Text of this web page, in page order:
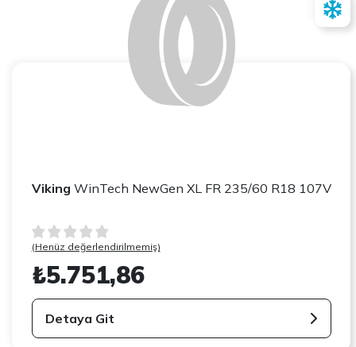
Viking WinTech NewGen XL FR 235/60 R18 107V
(Henüz değerlendirilmemiş)
₺5.751,86
Detaya Git